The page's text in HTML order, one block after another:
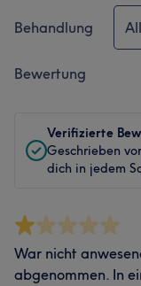
Behandlung
Bewertung
Verifizierte
Geschrieben
dich in jedem
War nicht
abgenommen. In